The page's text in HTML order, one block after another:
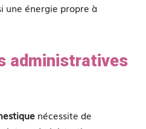
une énergie propre à
administratives
nécessite de